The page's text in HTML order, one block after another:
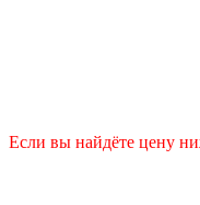
Если вы найдёте цену